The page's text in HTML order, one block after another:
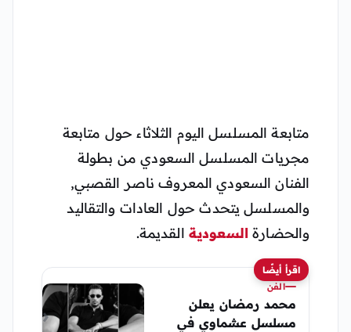
متابعة المسلسل اليوم الثلاثاء حول متابعة
مجريات المسلسل السعودي من بطولة
الفنان السعودي المعروف ناصر القصبي,
والمسلسل يتحدث حول العادات والتقاليد
والحضارة السعوديةالقديمة.
اقرأ أيضًا
الفن
محمد رمضان يعلن
مسلسل عشماوي في